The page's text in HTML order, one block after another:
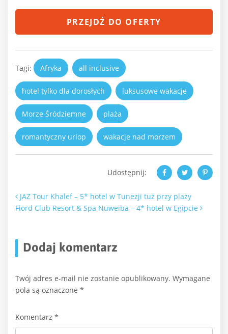
PRZEJDŹ DO OFERTY
Tagi: Afryka all inclusive
hotel tylko dla dorosłych luksusowe wakacje
Morze Śródziemne plaża
romantyczny urlop wakacje nad morzem
Udostępnij:
Nawigacja po artykułach
JAZ Tour Khalef – 5* hotel w Tunezji tuż przy plaży
Fiord Club Resort & Spa Nuweiba – 4* hotel w Egipcie
Dodaj komentarz
Twój adres e-mail nie zostanie opublikowany. Wymagane
pola są oznaczone *
Komentarz *